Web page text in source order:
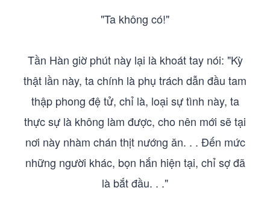
"Ta không có!"
Tần Hàn giờ phút này lại là khoát tay nói: "Kỳ
thật lần này, ta chính là phụ trách dẫn đầu tam
thập phong đệ tử, chỉ là, loại sự tình này, ta
thực sự là không làm được, cho nên mới sẽ tại
nơi này nhàm chán thịt nướng ăn. . . Đến mức
những người khác, bọn hắn hiện tại, chỉ sợ đã
là bắt đầu. . ."